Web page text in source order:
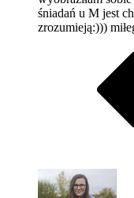
śniadań u M jest
zrozumieją:)))